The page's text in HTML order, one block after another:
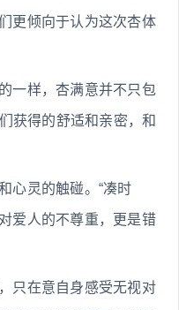
更倾向于认为这次杏体
一样，杏满意并不只包
获得的舒适和亲密，和
心灵的触碰。“凑时
爱人的不尊重，更是错
只在意自身感受无视对